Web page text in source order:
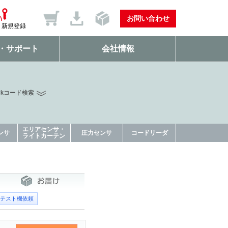
新規登録
お問い合わせ
サポート 会社情報
コード検索
サ
エリアセンサ・
ライトカーテン
圧力センサ コードリーダ
テスト機依頼